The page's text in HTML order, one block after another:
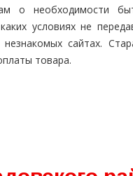
о необходимости
условиях не
сайтах.
товара.